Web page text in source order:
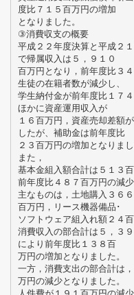
度比７１５百万円の増加
となりました。
③消費収支の概要
平成２２年度決算と平成２
で帰属収入は５，９１０
百万円となり，前年度比３
生徒の在籍者数が減少し、
学生納付金が前年度比１７
ほかに資産運用収入が
１６百万円，資産売却差額
したが、補助金は前年度比
２３百万円の増加となりまし
また，
基本金組入額合計は５１３
前年度比４８７百万円の減少
主なものは，土地購入３６
百万円，リース機器備品･
ソフトウェア組入れ額２４
消費収入の部合計は５，３
により前年度比１３８百
万円の増加となりました。
一方，消費支出の部合計は
万円の減少となりました。
人件費が１９１百万円の減